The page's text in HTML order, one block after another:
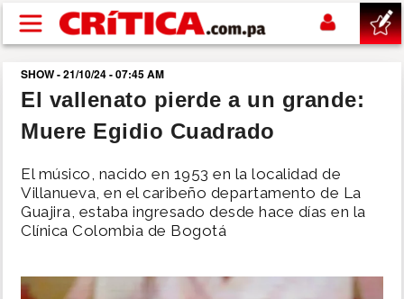
Pasar al contenido principal
buscar
SUCESOS
NACIONAL
POLÍTICA
SHOW
SHOW - 21/10/24 - 07:45 AM
El vallenato pierde a un grande:
Muere Egidio Cuadrado
El músico, nacido en 1953 en la localidad de
Villanueva, en el caribeño departamento de La
Guajira, estaba ingresado desde hace días en la
Clínica Colombia de Bogotá